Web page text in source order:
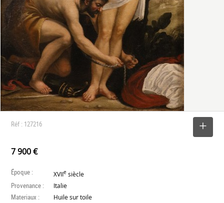
Réf : 127216
7 900 €
Époque : XVIIe siècle
Provenance : Italie
Materiaux : Huile sur toile